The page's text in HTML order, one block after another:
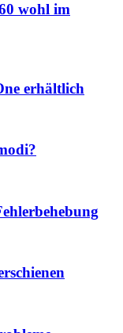
wohl im
erhältlich